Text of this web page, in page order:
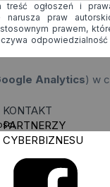
treść ogłoszeń i
narusza praw
prawem,
Analytics) w
.
KONTAKT
PARTNERZY
CYBERBIZNESU